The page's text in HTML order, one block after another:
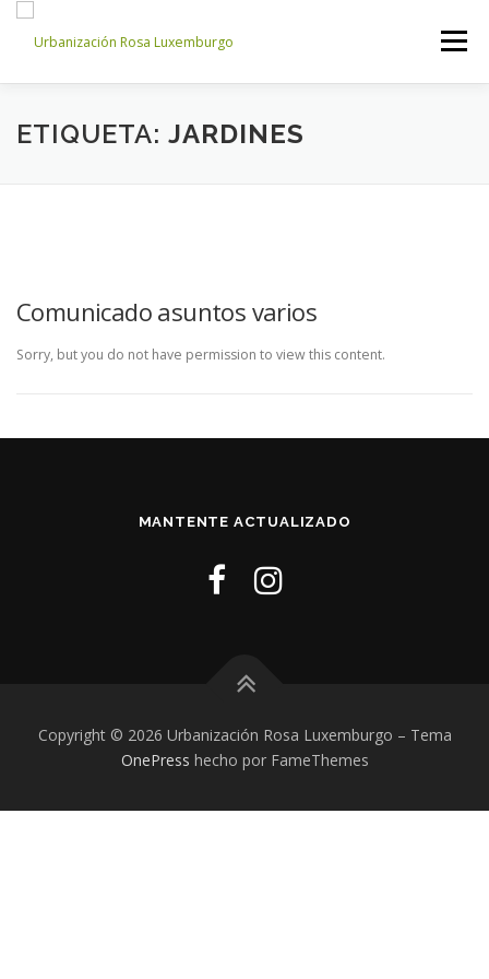
contenido
Menú
INICIO NOSOTROS NOTICIAS
ETIQUETA: JARDINES
Comunicado asuntos varios
Sorry, but you do not have permission to view this content.
MANTENTE ACTUALIZADO
Copyright © 2026 Urbanización Rosa Luxemburgo – Tema
OnePress hecho por FameThemes